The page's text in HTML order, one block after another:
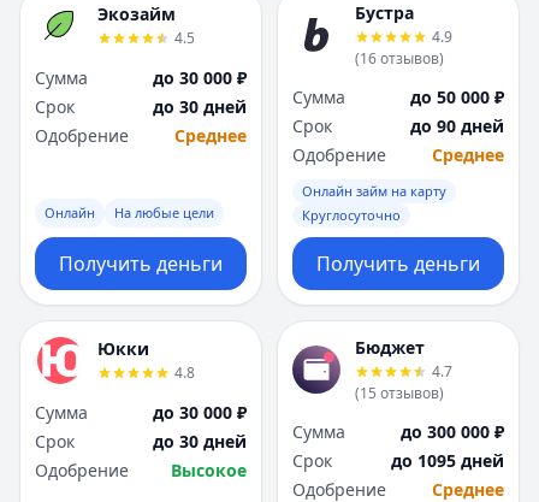
Экозайм
4.5
Сумма
до 30 000 ₽
Срок
до 30 дней
Одобрение
Среднее
Онлайн На любые цели
Получить деньги
Бустра
4.9
(16отзывов)
Сумма
до 50 000 ₽
Срок
до 90 дней
Одобрение
Среднее
Онлайн займ на карту
Круглосуточно
Получить деньги
Юкки
4.8
Сумма
до 30 000 ₽
Срок
до 30 дней
Одобрение
Высокое
Бюджет
4.7
(15 отзывов)
Сумма
до 300 000 ₽
Срок
до 1095 дней
Одобрение
Среднее